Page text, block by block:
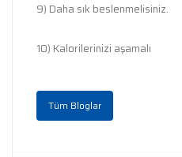
9) Daha sık beslenmelisiniz.
10) Kalorilerinizi aşamalı
Tüm Bloglar